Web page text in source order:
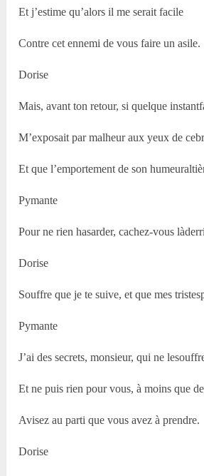
Et j’estime qu’alors il me serait facile
Contre cet ennemi de vous faire un asile.
Dorise
Mais, avant ton retour, si quelque
M’exposait par malheur aux yeux de
Et que l’emportement de son
Pymante
Pour ne rien hasarder, cachez-vous
Dorise
Souffre que je te suive, et que mes
Pymante
J’ai des secrets, monsieur, qui ne
Et ne puis rien pour vous, à moins que
Avisez au parti que vous avez à prendre.
Dorise